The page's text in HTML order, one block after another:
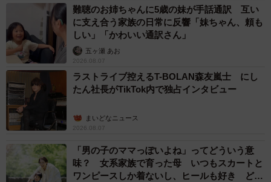
難聴のお姉ちゃんに5歳の妹が手話通訳 互い
に支え合う家族の日常に反響「妹ちゃん、頼も
しい」「かわいい通訳さん」
五ヶ瀬 あお
2026.08.07
ラストライブ控えるT-BOLAN森友嵐士 にし
たん社長がTikTok内で独占インタビュー
まいどなニュース
2026.08.07
「男の子のママっぽいよね」ってどういう意
味？ 女系家族で育った母 いつもスカートと
ワンピースしか着ないし、ヒールも好き どの